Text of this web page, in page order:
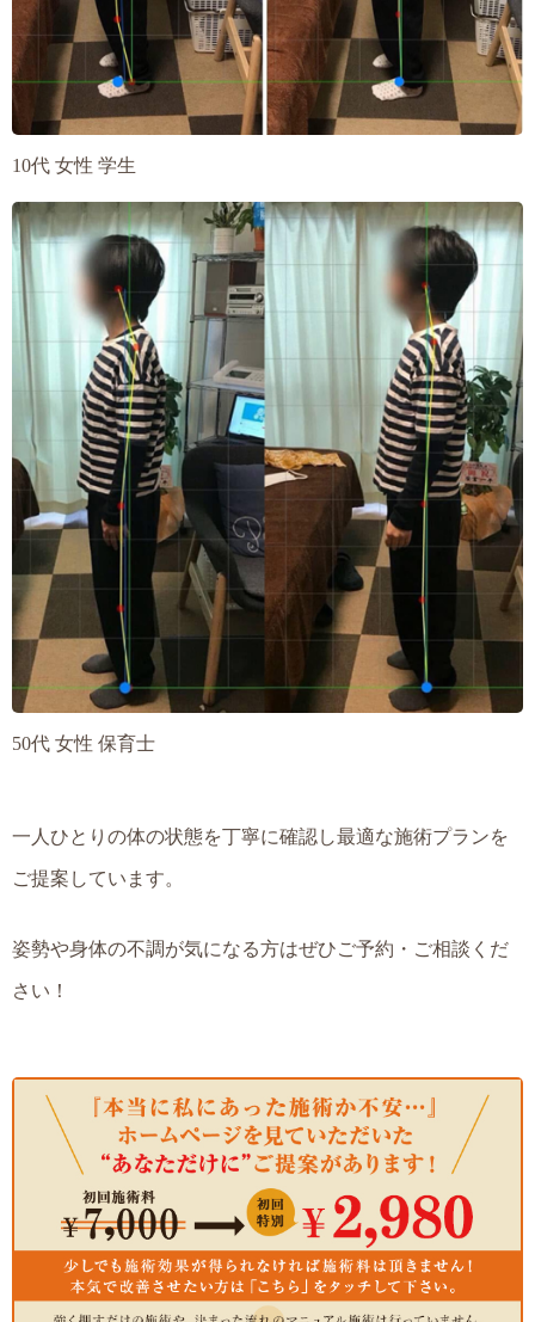
10代 女性 学生
50代 女性 保育士
一人ひとりの体の状態を丁寧に確認し最適な施術プランを
ご提案しています。
姿勢や身体の不調が気になる方はぜひご予約・ご相談くだ
さい！